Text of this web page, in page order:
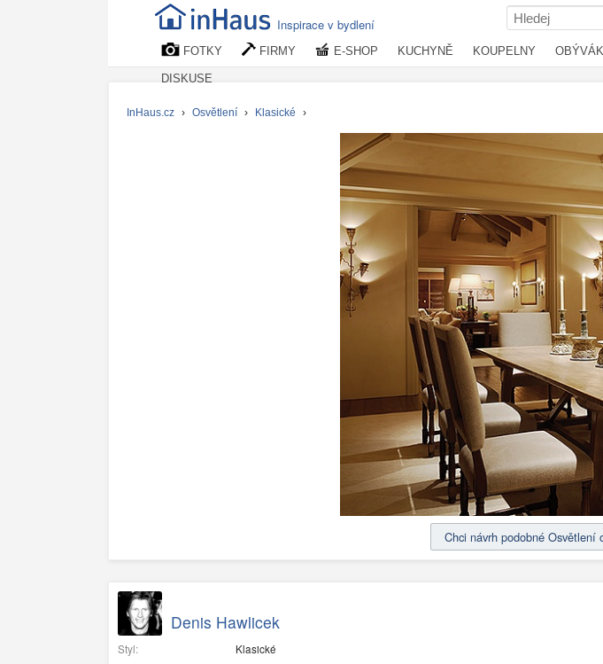
Inspirace v bydlení
FOTKY FIRMY E-SHOP KUCHYNĚ KOUPELNY OBÝVÁK
DISKUSE
InHaus.cz › Osvětlení › Klasické ›
Chci návrh podobné Osvětlení
Denis Hawlicek
Styl:
Klasické